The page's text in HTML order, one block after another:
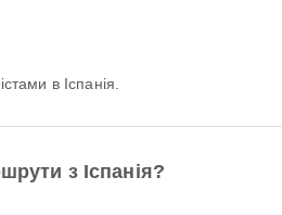
в Іспанія.
з Іспанія?